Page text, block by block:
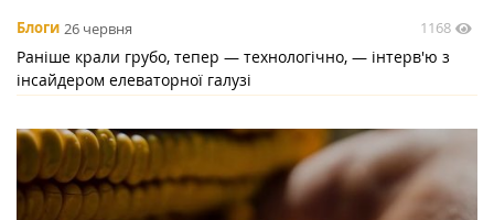
Блоги 26 червня 1168
Раніше крали грубо, тепер — технологічно, — інтерв'ю з
інсайдером елеваторної галузі